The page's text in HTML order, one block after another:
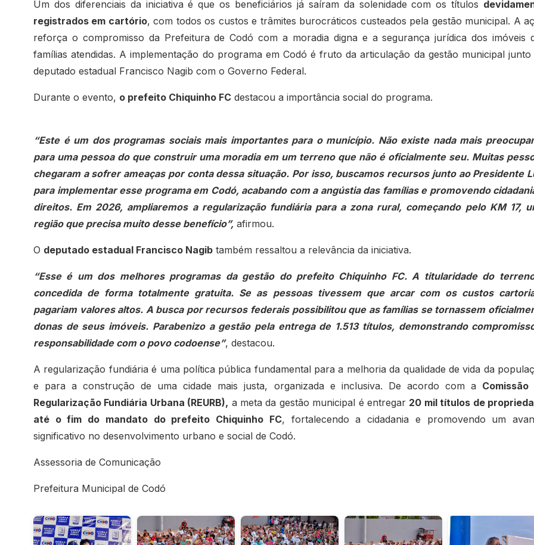
Um dos diferenciais da iniciativa é que os beneficiários já saíram da solenidade com os títulos
registrados em cartório, com todos os custos e trâmites burocráticos custeados pela gestão municipal. A
reforça o compromisso da Prefeitura de Codó com a moradia digna e a segurança jurídica dos imóveis
famílias atendidas. A implementação do programa em Codó é fruto da articulação da gestão municipal junto
deputado estadual Francisco Nagib com o Governo Federal.
Durante o evento, o prefeito Chiquinho FC destacou a importância social do programa.
“Este é um dos programas sociais mais importantes para o município. Não existe nada mais
para uma pessoa do que construir uma moradia em um terreno que não é oficialmente seu. Muitas
chegaram a sofrer ameaças por conta dessa situação. Por isso, buscamos recursos junto ao Presidente
para implementar esse programa em Codó, acabando com a angústia das famílias e promovendo
direitos. Em 2026, ampliaremos a regularização fundiária para a zona rural, começando pelo KM 17,
região que precisa muito desse benefício”, afirmou.
O deputado estadual Francisco Nagib também ressaltou a relevância da iniciativa.
“Esse é um dos melhores programas da gestão do prefeito Chiquinho FC. A titularidade do
concedida de forma totalmente gratuita. Se as pessoas tivessem que arcar com os custos
pagariam valores altos. A busca por recursos federais possibilitou que as famílias se tornassem
donas de seus imóveis. Parabenizo a gestão pela entrega de 1.513 títulos, demonstrando
responsabilidade com o povo codoense”, destacou.
A regularização fundiária é uma política pública fundamental para a melhoria da qualidade de vida da
e para a construção de uma cidade mais justa, organizada e inclusiva. De acordo com a Comissão
Regularização Fundiária Urbana (REURB), a meta da gestão municipal é entregar 20 mil títulos de
até o fim do mandato do prefeito Chiquinho FC, fortalecendo a cidadania e promovendo um
significativo no desenvolvimento urbano e social de Codó.
Assessoria de Comunicação
Prefeitura Municipal de Codó